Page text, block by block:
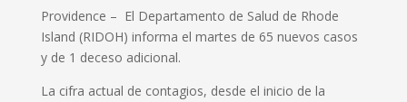
Providence – El Departamento de Salud de Rhode
Island (RIDOH) informa el martes de 65 nuevos casos
y de 1 deceso adicional.
La cifra actual de contagios, desde el inicio de la